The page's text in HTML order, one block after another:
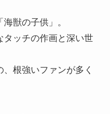
獣の子供」。
タッチの作画と深い世
根強いファンが多く